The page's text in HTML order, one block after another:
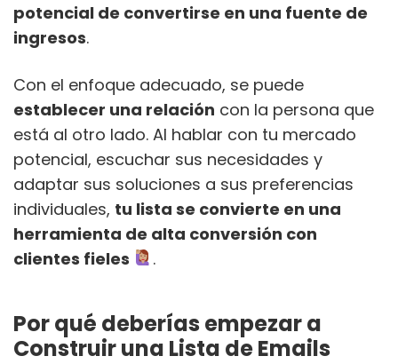
potencial de convertirse en una fuente de
ingresos.
Con el enfoque adecuado, se puede
establecer una relación con la persona que
está al otro lado. Al hablar con tu mercado
potencial, escuchar sus necesidades y
adaptar sus soluciones a sus preferencias
individuales, tu lista se convierte en una
herramienta de alta conversión con
clientes fieles
.
Por qué deberías empezar a
Construir una Lista de Emails